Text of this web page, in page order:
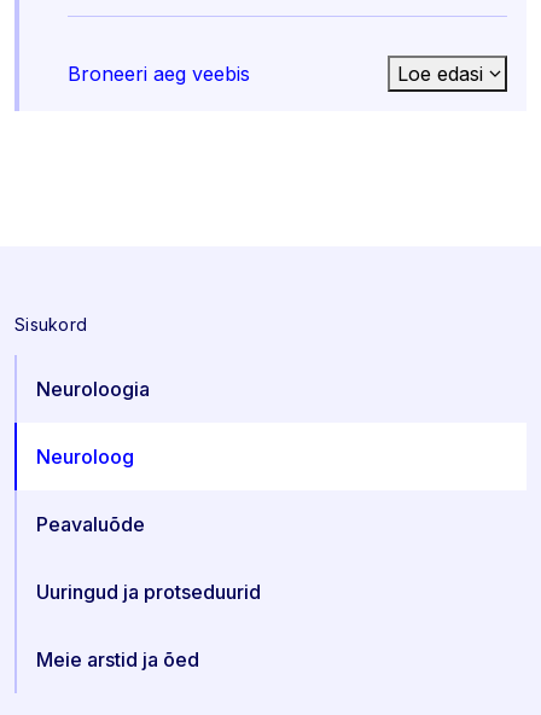
Sisukord
Neuroloogia
Neuroloog
Peavaluõde
Uuringud ja protseduurid
Meie arstid ja õed
Broneeri aeg veebis Loe edasi